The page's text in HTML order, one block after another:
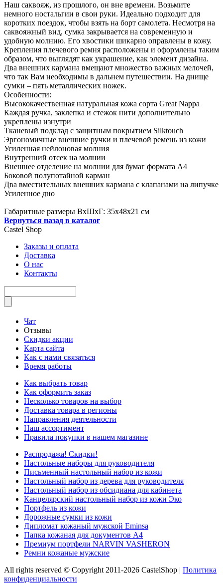
Наш саквояж, из прошлого, он вне времени. Возьмите
немного ностальгии в свои руки. Идеально подходит для
коротких поездок, чтобы взять на борт самолета. Несмотря на
саквояжный вид, сумка закрывается на современную и
удобную молнию. Его хвостики шикарно оправлены в кожу.
Крепления плечевого ремня расположены и оформлены таким
образом, что выглядят как украшение, как элемент дизайна.
Два внешних кармана вмещают множество важных мелочей,
что так Вам необходимы в дальнем путешествии. На днище
сумки – пять металлических ножек.
Особенности:
Высококачественная натуральная кожа сорта Great Nappa
Каждая ручка, заклепка и стежок нити дополнительно
укреплены изнутри
Тканевый подклад с защитным покрытием Silktouch
Эргономичные внешние ручки и плечевой ремень из кожи
Усиленная нейлоновая молния
Внутренний отсек на молнии
Внешнее отделение на молнии для бумаг формата А4
Боковой полупотайной карман
Два вместительных внешних кармана с клапанами на липучке
Усиленное дно
Габаритные размеры ВхШхГ: 35х48х21 см
Вернуться назад в каталог
Castel Shop
Заказы и оплата
Доставка
О нас
Контакты
Чат
Отзывы
Скидки акции
Карта сайта
Как с нами связаться
Время работы
Как выбрать товар
Как оформить заказ
Несколько товаров на выбор
Доставка товара в регионы
Направления деятельности
Наш ассортимент
Правила покупки в нашем магазине
Распродажа! Скидки!
Настольные наборы для руководителя
Письменный настольный набор из кожи
Настольный набор из дерева для руководителя
Настольный набор из обсидиана для кабинета
Канцелярский настольный набор из кожи Эко
Портфель из кожи
Дорожные сумки из кожи
Дипломат кожаный мужской Eminsa
Папка кожаная для документов А4
Премиум портфели NARVIN VASHERON
Ремни кожаные мужские
All rights reserved © Copyright 2011-2026 CastelShop | Политика
конфиденциальности